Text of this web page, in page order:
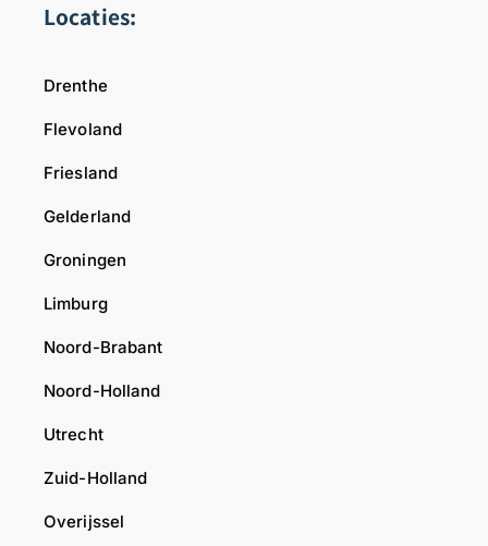
Locaties:
Drenthe
Flevoland
Friesland
Gelderland
Groningen
Limburg
Noord-Brabant
Noord-Holland
Utrecht
Zuid-Holland
Overijssel